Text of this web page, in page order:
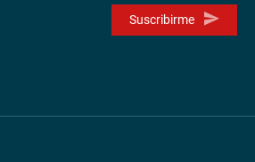
Suscribirme